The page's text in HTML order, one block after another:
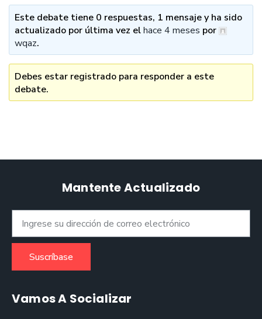
Este debate tiene 0 respuestas, 1 mensaje y ha sido
actualizado por última vez elhace 4 meses por
wqaz.
Debes estar registrado para responder a este
debate.
Mantente Actualizado
Suscríbase
Vamos A Socializar